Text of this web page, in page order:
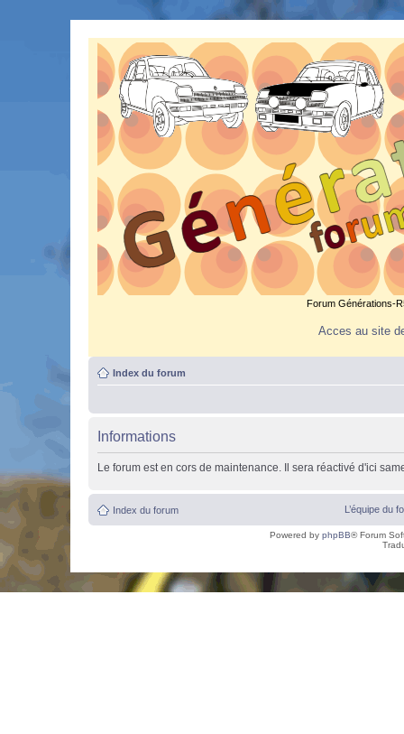
Forum Générations-
Acces au site
Index du forum
Informations
Le forum est en cors de maintenance. Il sera réactivé d'ici
Index du forum L’équipe du
Powered by phpBB® Forum